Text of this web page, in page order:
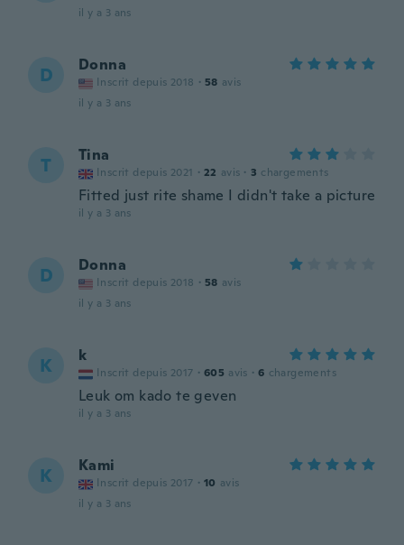
il y a 3 ans
D Donna
Inscrit depuis 2018 · 58 avis
il y a 3 ans
T Tina
Inscrit depuis 2021 · 22 avis · 3 chargements
Fitted just rite shame I didn't take a picture
il y a 3 ans
D Donna
Inscrit depuis 2018 · 58 avis
il y a 3 ans
K k
Inscrit depuis 2017 · 605 avis · 6 chargements
Leuk om kado te geven
il y a 3 ans
K Kami
Inscrit depuis 2017 · 10 avis
il y a 3 ans